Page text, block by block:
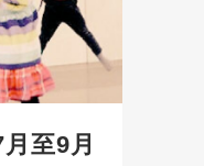
至9月